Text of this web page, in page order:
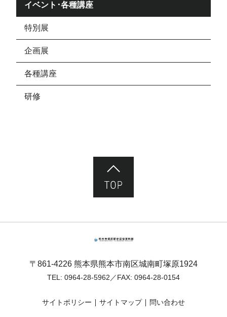
イベント･各種講座
特別展
企画展
各種講座
研修
〒861-4226 熊本県熊本市南区城南町塚原1924
TEL: 0964-28-5962 ／FAX: 0964-28-0154
サイトポリシー サイトマップ 問い合わせ